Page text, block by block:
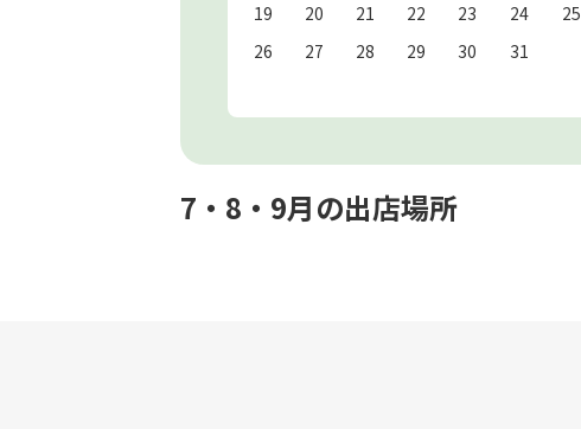
19
20 21 22 23 24
25
26
27 28 29 30 31
7・8・9月の出店場所